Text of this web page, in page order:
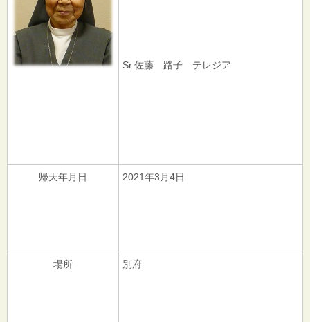
Sr.佐藤 路子 テレジア
帰天年月日 2021年3月4日
場所 別府